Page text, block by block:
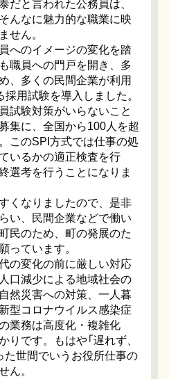
と言われた公務員は、
んなに魅力的な職業に映
せん。
へのイメージの変化を踏
職員への門戸を開き、多
、多くの民間企業が利用
用試験を導入しました。
試験対策がいらないこと
集に、全国から100人を超
このSPI方式では仕事の処
いるかの適正検査を行
選考を行うことになりま
くなりましたので、是非
い、民間企業などで働い
民のため、町の発展のた
っています。
の変化の前に厳しい対応
口減少による地域社会の
然災害への対策、一人暮
型コロナウイルス感染症
業務は高度化・複雑化
りです。もはや「遅れず、
た世間でいうお役所仕事の
ん。